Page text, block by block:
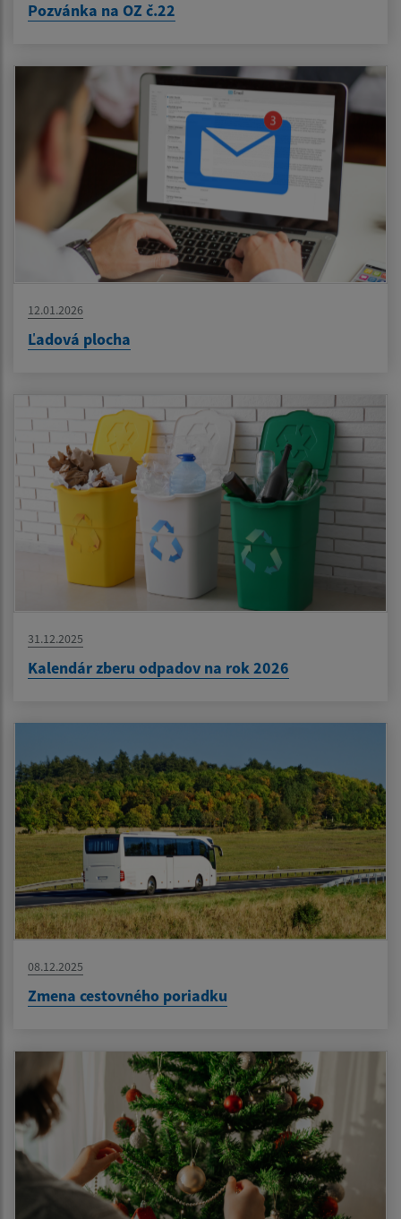
Pozvánka na OZ č.22
12.01.2026
Ľadová plocha
31.12.2025
Kalendár zberu odpadov na rok 2026
08.12.2025
Zmena cestovného poriadku